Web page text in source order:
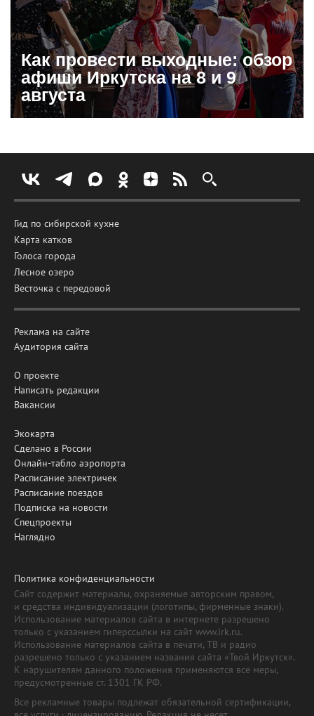
Как провести выходные: обзор
афиши Иркутска на 8 и 9
августа
Гид по сибирской кухне
Карта катков
Голоса города
Лесное озеро
Весточка с передовой
Реклама на сайте
Аудитория сайта
О проекте
Написать редакции
Вакансии
Экокарта
Сделано в России
Онлайн-табло аэропорта
Расписание электричек
Расписание поездов
Подписка на новости
Спецпроекты
Наглядно
Политика конфиденциальности
Сайт содержит материалы, охраняемые авторским правом,
и средства индивидуализации (логотипы, фирменные знаки).
Использование материалов сайта в интернете разрешено
только с указанием гиперссылки на сайт www.irk.ru.
Использование материалов сайта в печати, ТВ и радио
разрешено только с указанием названия сайта «Твой Иркутск».
К нарушителям данного положения применяются все меры,
предусмотренные ст. 1301 ГК РФ.
Все рекламные товары подлежат обязательной сертификации,